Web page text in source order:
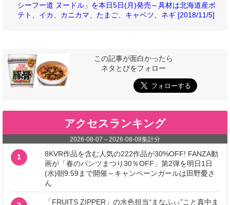
シーフー道 ヌードル」を本日5日(月)発売～具材は北海道産ポ
テト、イカ、カニカマ、たまご、キャベツ、ネギ [2018/11/5]
この記事が面白かったら
ネタとぴをフォロー
アクセスランキング
2026-08-07 ～ 2026-08-08集計分
1
8KVR作品を含む人気の222作品が30%OFF! FANZA動
画が「春のパンツまつり30％OFF」第2弾を明日1日
(水)朝9:59まで開催～キャンペーンガールは田野憂さ
ん
「FRUITS ZIPPER」の水色担当“まなふぃ”こと真中ま